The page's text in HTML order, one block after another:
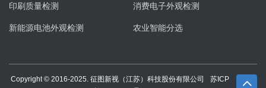
印刷质量检测 消费电子外观检测
新能源电池外观检测 农业智能分选
Copyright © 2016-2025. 征图新视（江苏）科技股份有限公司
苏ICP